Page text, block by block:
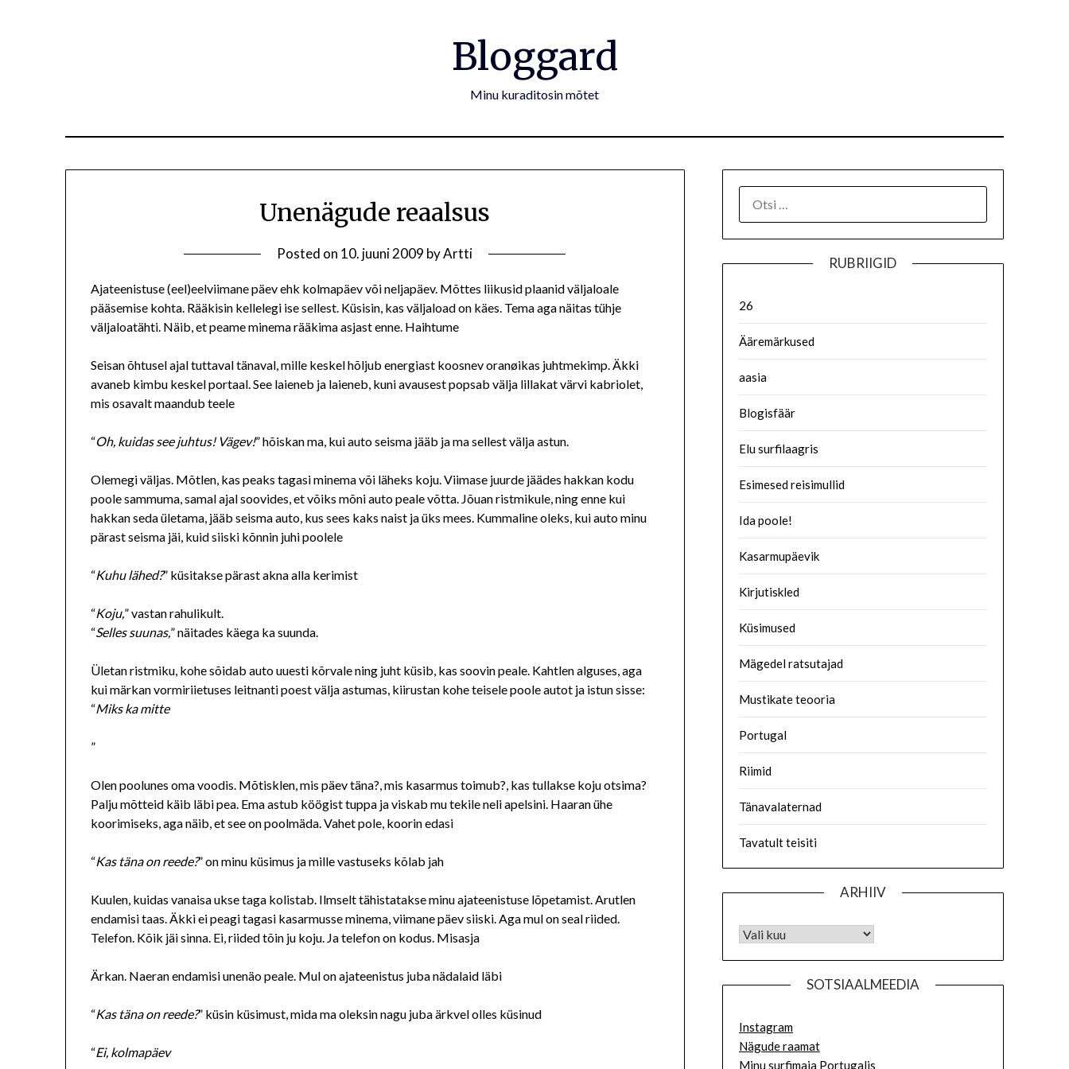
Bloggard
Minu kuraditosin mõtet
Unenägude reaalsus
Posted on 10. juuni 2009 byArtti
Ajateenistuse (eel)eelviimane päev ehk kolmapäev või neljapäev. Mõttes liikusid plaanid väljaloale
pääsemise kohta. Rääkisin kellelegi ise sellest. Küsisin, kas väljaload on käes. Tema aga näitas tühje
väljaloatähti. Näib, et peame minema rääkima asjast enne. Haihtume
Seisan õhtusel ajal tuttaval tänaval, mille keskel hõljub energiast koosnev oranøikas juhtmekimp. Äkki
avaneb kimbu keskel portaal. See laieneb ja laieneb, kuni avausest popsab välja lillakat värvi kabriolet,
mis osavalt maandub teele
“Oh, kuidas see juhtus! Vägev!” hõiskan ma, kui auto seisma jääb ja ma sellest välja astun.
Olemegi väljas. Mõtlen, kas peaks tagasi minema või läheks koju. Viimase juurde jäädes hakkan kodu
poole sammuma, samal ajal soovides, et võiks mõni auto peale võtta. Jõuan ristmikule, ning enne kui
hakkan seda ületama, jääb seisma auto, kus sees kaks naist ja üks mees. Kummaline oleks, kui auto minu
pärast seisma jäi, kuid siiski kõnnin juhi poolele
“Kuhu lähed?” küsitakse pärast akna alla kerimist
“Koju,” vastan rahulikult.
“Selles suunas,” näitades käega ka suunda.
Ületan ristmiku, kohe sõidab auto uuesti kõrvale ning juht küsib, kas soovin peale. Kahtlen alguses, aga
kui märkan vormiriietuses leitnanti poest välja astumas, kiirustan kohe teisele poole autot ja istun sisse:
“Miks ka mitte
”
Olen poolunes oma voodis. Mõtisklen, mis päev täna?, mis kasarmus toimub?, kas tullakse koju otsima?
Palju mõtteid käib läbi pea. Ema astub köögist tuppa ja viskab mu tekile neli apelsini. Haaran ühe
koorimiseks, aga näib, et see on poolmäda. Vahet pole, koorin edasi
“Kas täna on reede?” on minu küsimus ja mille vastuseks kõlab jah
Kuulen, kuidas vanaisa ukse taga kolistab. Ilmselt tähistatakse minu ajateenistuse lõpetamist. Arutlen
endamisi taas. Äkki ei peagi tagasi kasarmusse minema, viimane päev siiski. Aga mul on seal riided.
Telefon. Kõik jäi sinna. Ei, riided tõin ju koju. Ja telefon on kodus. Misasja
Ärkan. Naeran endamisi unenäo peale. Mul on ajateenistus juba nädalaid läbi
“Kas täna on reede?” küsin küsimust, mida ma oleksin nagu juba ärkvel olles küsinud
“Ei, kolmapäev
RUBRIIGID
26
Ääremärkused
aasia
Blogisfäär
Elu surfilaagris
Esimesed reisimullid
Ida poole!
Kasarmupäevik
Kirjutiskled
Küsimused
Mägedel ratsutajad
Mustikate teooria
Portugal
Riimid
Tänavalaternad
Tavatult teisiti
ARHIIV
SOTSIAALMEEDIA
Instagram
Nägude raamat
Minu surfimaja Portugalis